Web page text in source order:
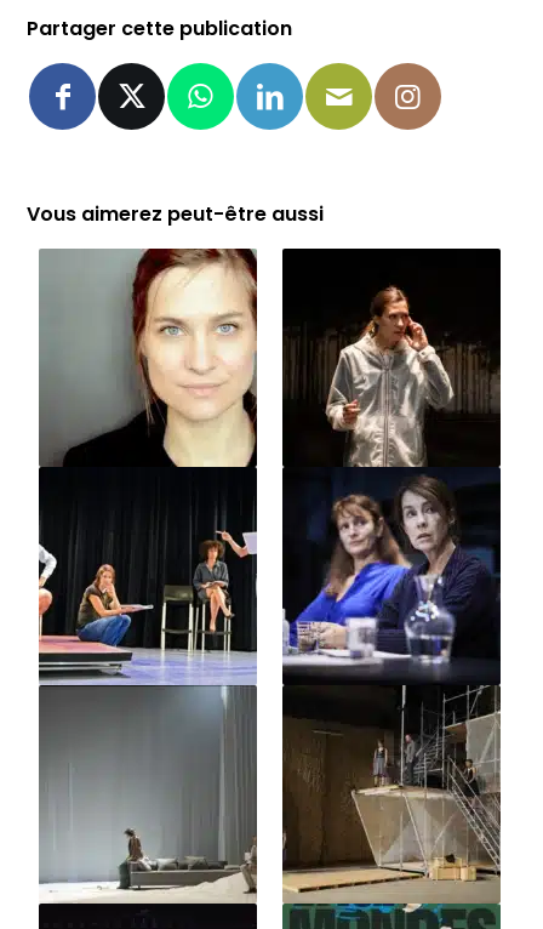
Partager cette publication
Vous aimerez peut-être aussi